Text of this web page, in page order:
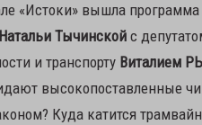
«Истоки» вышла программа
Натальи Тычинской с
и транспорту Виталием
высокопоставленные
Куда катится